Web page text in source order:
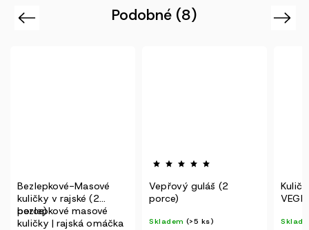
Podobné (8)
Previous
Bezlepkové-Masové
kuličky v rajské (2
porce)
bezlepkové masové
kuličky | rajská omáčka
Vepřový guláš (2
porce)
Skladem (>5 ks)
Next